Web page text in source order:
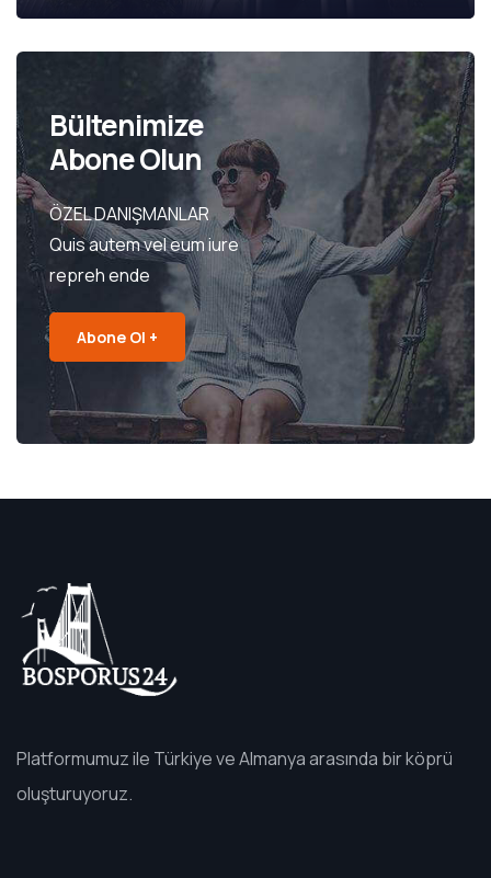
Bültenimize
Abone Olun
ÖZEL DANIŞMANLAR
Quis autem vel eum iure
repreh ende
Abone Ol +
Platformumuz ile Türkiye ve Almanya arasında bir köprü
oluşturuyoruz.